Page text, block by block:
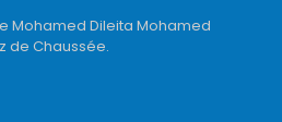
Mohamed Dileita Mohamed
de Chaussée.